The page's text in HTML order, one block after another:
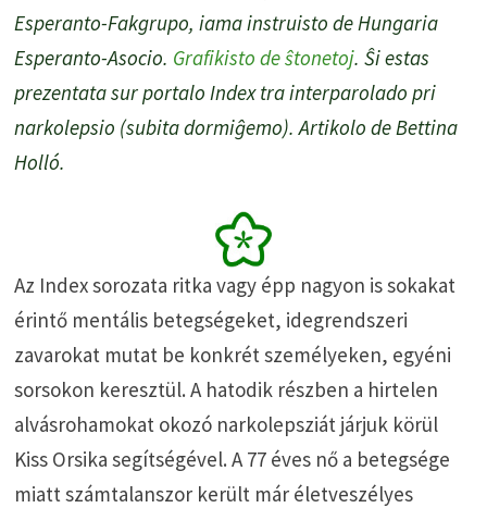
Esperanto-Fakgrupo, iama instruisto de Hungaria
Esperanto-Asocio. Grafikisto de ŝtonetoj. Ŝi estas
prezentata sur portalo Index tra interparolado pri
narkolepsio (subita dormiĝemo). Artikolo de Bettina
Holló.
Az Index sorozata ritka vagy épp nagyon is sokakat
érintő mentális betegségeket, idegrendszeri
zavarokat mutat be konkrét személyeken, egyéni
sorsokon keresztül. A hatodik részben a hirtelen
alvásrohamokat okozó narkolepsziát járjuk körül
Kiss Orsika segítségével. A 77 éves nő a betegsége
miatt számtalanszor került már életveszélyes